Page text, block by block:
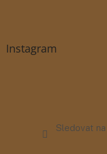
Instagram
Sledovat